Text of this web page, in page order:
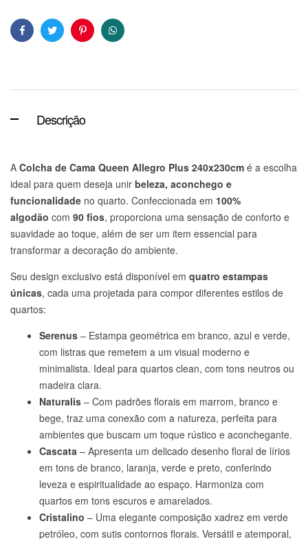
FacebookTwitterPinterestWhatsApp
Descrição
A Colcha de Cama Queen Allegro Plus 240x230cm é a escolha
ideal para quem deseja unir beleza, aconchego e
funcionalidade no quarto. Confeccionada em 100%
algodão com 90 fios, proporciona uma sensação de conforto e
suavidade ao toque, além de ser um item essencial para
transformar a decoração do ambiente.
Seu design exclusivo está disponível em quatro estampas
únicas, cada uma projetada para compor diferentes estilos de
quartos:
Serenus – Estampa geométrica em branco, azul e verde,
com listras que remetem a um visual moderno e
minimalista. Ideal para quartos clean, com tons neutros ou
madeira clara.
Naturalis – Com padrões florais em marrom, branco e
bege, traz uma conexão com a natureza, perfeita para
ambientes que buscam um toque rústico e aconchegante.
Cascata – Apresenta um delicado desenho floral de lírios
em tons de branco, laranja, verde e preto, conferindo
leveza e espiritualidade ao espaço. Harmoniza com
quartos em tons escuros e amarelados.
Cristalino – Uma elegante composição xadrez em verde
petróleo, com sutis contornos florais. Versátil e atemporal,